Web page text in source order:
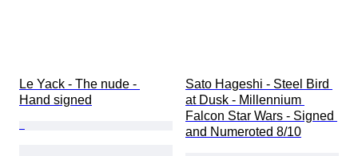
Le Yack - The nude -
Hand signed
Sato Hageshi - Steel Bird
at Dusk - Millennium
Falcon Star Wars - Signed
and Numeroted 8/10